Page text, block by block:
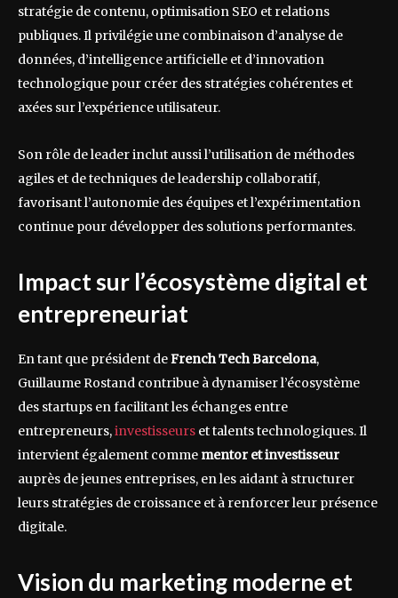
stratégie de contenu, optimisation SEO et relations
publiques. Il privilégie une combinaison d’analyse de
données, d’intelligence artificielle et d’innovation
technologique pour créer des stratégies cohérentes et
axées sur l’expérience utilisateur.
Son rôle de leader inclut aussi l’utilisation de méthodes
agiles et de techniques de leadership collaboratif,
favorisant l’autonomie des équipes et l’expérimentation
continue pour développer des solutions performantes.
Impact sur l’écosystème digital et
entrepreneuriat
En tant que président deFrench Tech Barcelona,
Guillaume Rostand contribue à dynamiser l’écosystème
des startups en facilitant les échanges entre
entrepreneurs,investisseurs et talents technologiques. Il
intervient également comme mentor et investisseur
auprès de jeunes entreprises, en les aidant à structurer
leurs stratégies de croissance et à renforcer leur présence
digitale.
Vision du marketing moderne et